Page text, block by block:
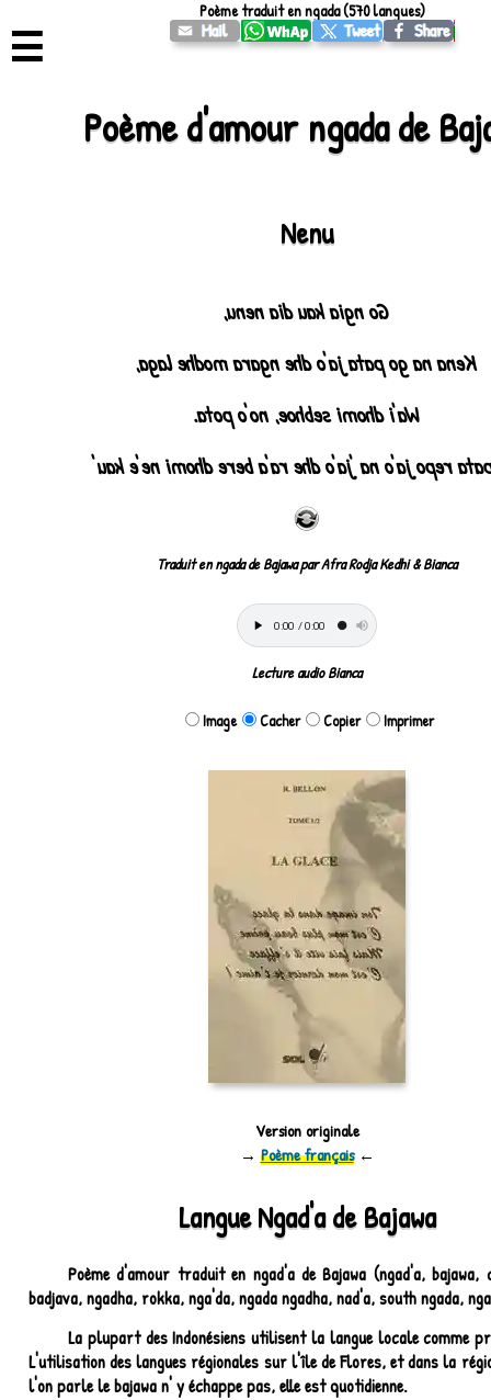
☰
Poème d'amour ngada de
Nenu
Go ngia kau dia nenu,
Kena na go pata ja'o dhe ngara modhe laga,
Wa'i dhomi sebhoe, no'o pota.
Go pata repo ja'o na 'ja'o dhe ra'a bere dhomi ne'e
Traduit en ngada de Bajawa par Afra Rodja Kedhi & Bianca
Lecture audio Bianca
Image Cacher Copier Imprimer
Version originale
→ Poème français←
Langue Ngad'a de Bajawa
Poème d'amour traduit en ngad'a de Bajawa (ngad'a, bajawa,
badjava, ngadha, rokka, nga'da, ngada ngadha, nad'a, south ngada,
La plupart des Indonésiens utilisent la langue locale comme
L'utilisation des langues régionales sur l'île de Flores, et dans la
l'on parle le bajawa n' y échappe pas, elle est quotidienne.
Poème traduit en ngada (570 langues)